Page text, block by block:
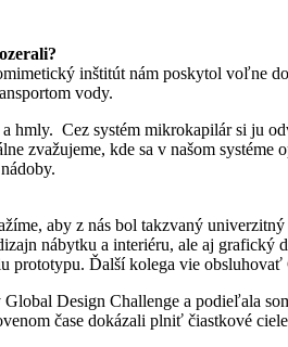
inštitút nám poskytol voľne
vody.
hmly. Cez systém mikrokapilár si ju
zvažujeme, kde sa v našom
aby z nás bol takzvaný
nábytku a interiéru, ale aj
Ďalší kolega vie
Design Challenge a podieľala
čase dokázali plniť čiastkové